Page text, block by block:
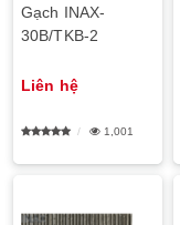
Gạch INAX-
30B/TKB-2
Liên hệ
1,001